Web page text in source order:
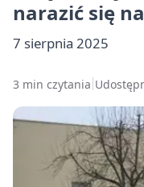
narazić się
7 sierpnia 2025
3 min czytania